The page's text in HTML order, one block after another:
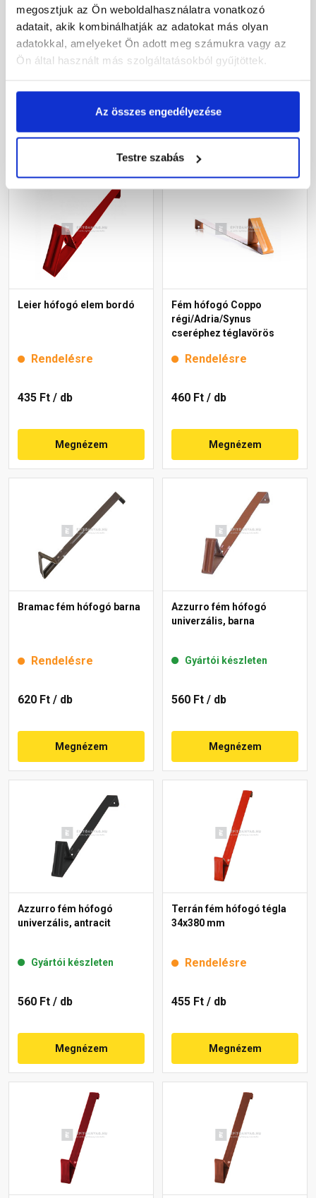
megosztjuk az Ön weboldalhasználatra vonatkozó
adatait, akik kombinálhatják az adatokat más olyan
adatokkal, amelyeket Ön adott meg számukra vagy az
Ön által használt más szolgáltatásokból gyűjtöttek.
Az összes engedélyezése
Testre szabás
Fém hófogó hornyolt
cseréphez téglavörös
Rendelésre
505 Ft/ db
Megnézem
régi/Adria/Synus
cseréphez barna
Rendelésre
460 Ft/ db
Megnézem
Leier hófogó elem bordó
Rendelésre
435 Ft / db
Megnézem
Fém hófogó Coppo
régi/Adria/Synus
cseréphez téglavörös
Rendelésre
460 Ft / db
Megnézem
Bramac fém hófogó barna
Rendelésre
620 Ft / db
Megnézem
Azzurro fém hófogó
univerzális, barna
Gyártói készleten
560 Ft / db
Megnézem
Azzurro fém hófogó
univerzális, antracit
Gyártói készleten
560 Ft / db
Megnézem
Terrán fém hófogó tégla
34x380 mm
Rendelésre
455 Ft / db
Megnézem